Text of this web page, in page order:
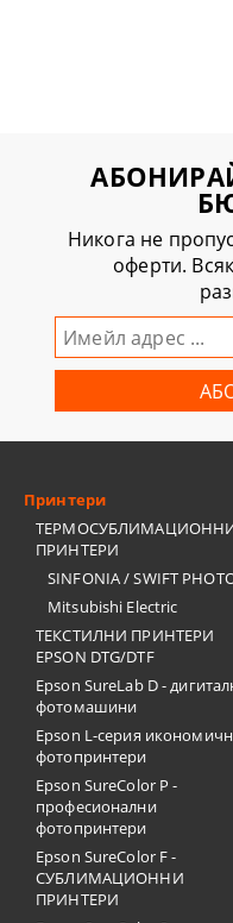
Никога не
оферти.
Принтери
ПРИНТЕРИ
SINFONIA / SWIFT
Mitsubishi Electric
ТЕКСТИЛНИ ПРИНТЕРИ
EPSON DTG/DTF
Epson SureLab D -
фотомашини
Epson L-серия
фотопринтери
Epson SureColor P -
професионални
фотопринтери
Epson SureColor F -
СУБЛИМАЦИОННИ
ПРИНТЕРИ